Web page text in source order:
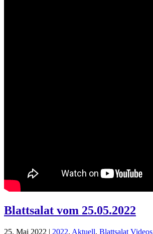
Blattsalat vom 25.05.2022
25. Mai 2022 | 2022, Aktuell, Blattsalat Videos